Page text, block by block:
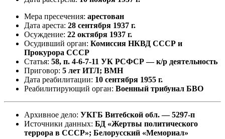
Мера пресечения: арестован
Дата ареста: 28 сентября 1937 г.
Осуждение: 22 октября 1937 г.
Осудивший орган: Комиссия НКВД СССР и
Прокурора СССР
Статья: 58, п. 4-6-7-11 УК РСФСР — к/р деятельность
Приговор: 5 лет ИТЛ; ВМН
Дата реабилитации: 10 сентября 1955 г.
Реабилитирующий орган: Военный трибунал БВО
Архивное дело: УКГБ Витебской обл. — 5297-п
Источники данных: БД «Жертвы политического
террора в СССР»; Белорусский «Мемориал»